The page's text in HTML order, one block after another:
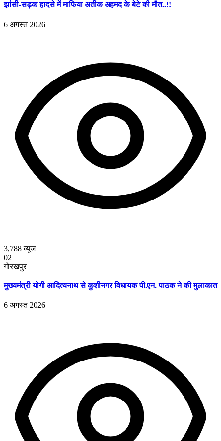
झांसी-सड़क हादसे में माफिया अतीक अहमद के बेटे की मौत..!!
6 अगस्त 2026
3,788व्यूज
02
गोरखपुर
मुख्यमंत्री योगी आदित्यनाथ से कुशीनगर विधायक पी.एन. पाठक ने की मुलाकात
6 अगस्त 2026